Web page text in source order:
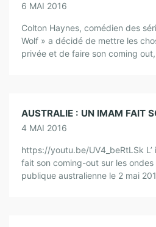
6 MAI 2016
Colton Haynes, comédien des
Wolf » a décidé de mettre les
privée et de faire son coming out,
AUSTRALIE : UN IMAM FAIT
4 MAI 2016
https://youtu.be/UV4_beRtLSk L’
fait son coming-out sur les ondes
publique australienne le 2 mai